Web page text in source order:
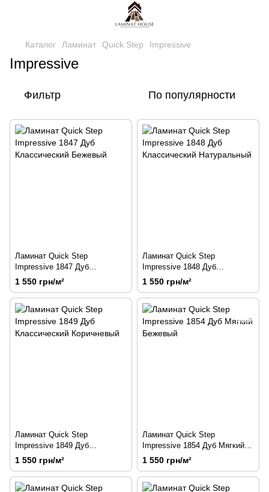
Каталог Ламинат Quick Step Impressive
Impressive
Фильтр По популярности
Ламинат Quick Step
Impressive 1847 Дуб
Классический Бежевый
1 550 грн/м²
Ламинат Quick Step
Impressive 1848 Дуб
Классический Натуральный
1 550 грн/м²
Ламинат Quick Step
Impressive 1849 Дуб
Классический Коричневый
1 550 грн/м²
Ламинат Quick Step
Impressive 1854 Дуб Мягкий
Бежевый
1 550 грн/м²